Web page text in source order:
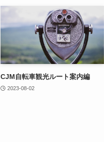
CJM自転車観光ルート案内編
2023-08-02